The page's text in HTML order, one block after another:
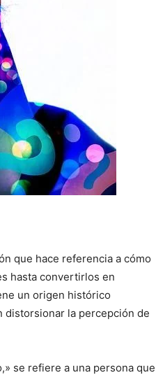
que hace referencia a cómo
hasta convertirlos en
un origen histórico
distorsionar la percepción de
se refiere a una persona que